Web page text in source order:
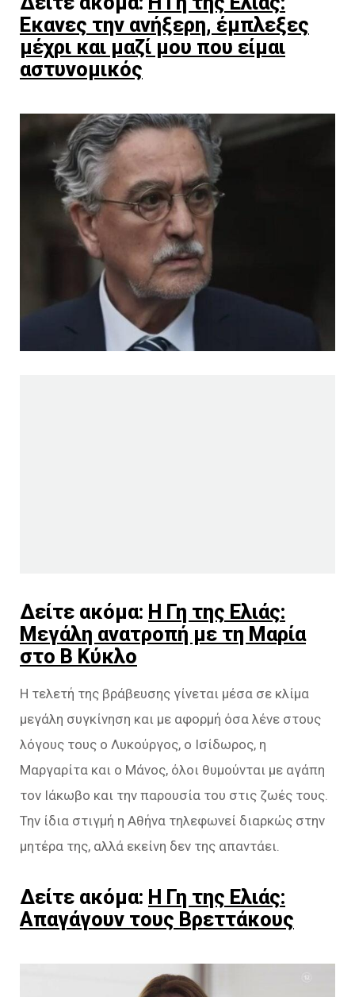
Eκανες την ανήξερη, έμπλεξες
μέχρι και μαζί μου που είμαι
αστυνομικός
Δείτε ακόμα: Η Γη της Ελιάς:
Μεγάλη ανατροπή με τη Μαρία
στο Β Κύκλο
Η τελετή της βράβευσης γίνεται μέσα σε κλίμα
μεγάλη συγκίνηση και με αφορμή όσα λένε στους
λόγους τους ο Λυκούργος, ο Ισίδωρος, η
Μαργαρίτα και ο Μάνος, όλοι θυμούνται με αγάπη
τον Ιάκωβο και την παρουσία του στις ζωές τους.
Την ίδια στιγμή η Αθήνα τηλεφωνεί διαρκώς στην
μητέρα της, αλλά εκείνη δεν της απαντάει.
Δείτε ακόμα: Η Γη της Ελιάς:
Απαγάγουν τους Βρεττάκους